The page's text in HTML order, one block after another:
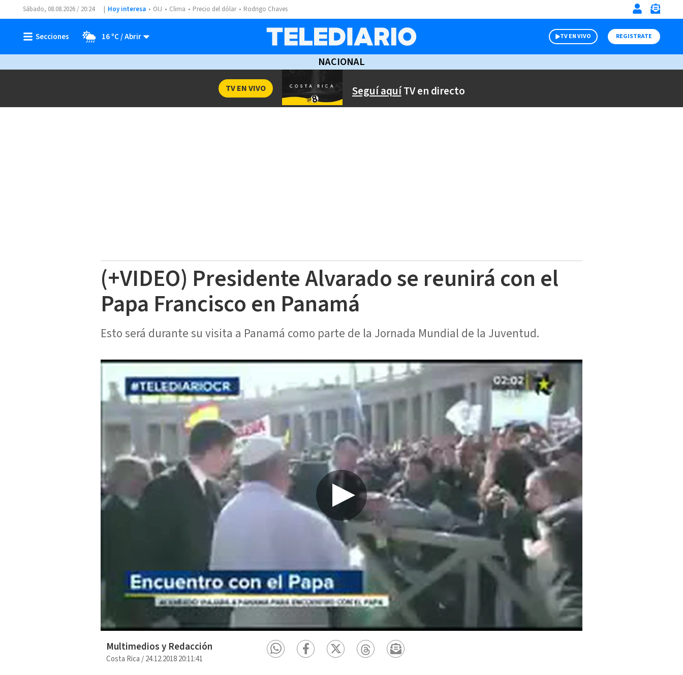
Sábado, 08.08.2026 / 20:24 Hoy interesa OIJ Clima Precio del dólar Rodrigo Chaves
16 ºC TV EN VIVO REGISTRATE
NACIONAL
Seguí aquíTV en directo
TV EN VIVO
(+VIDEO) Presidente Alvarado se reunirá con el
Papa Francisco en Panamá
Esto será durante su visita a Panamá como parte de la Jornada Mundial de la Juventud.
Multimedios y Redacción
Costa Rica /24.12.2018 20:11:41